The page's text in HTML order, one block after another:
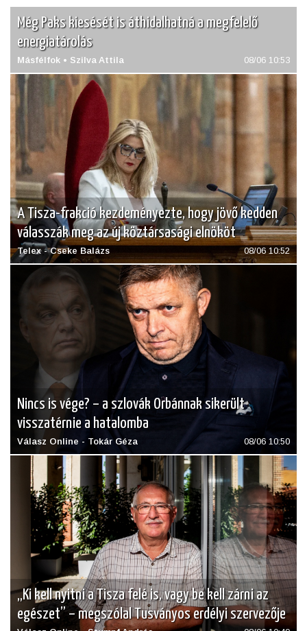
Még Paks kiesését is áthidalhatná a megfelelő
energiatárolás
Másfélfok • Szilva Attila 08/06 10:53
A Tisza-frakció kezdeményezte, hogy jövő kedden
válasszák meg az új köztársasági elnököt
Telex - Cseke Balázs 08/06 10:52
Nincs is vége? – a szlovák Orbánnak sikerült
visszatérnie a hatalomba
Válasz Online - Tokár Géza 08/06 10:50
„Ki kell nyitni a Tisza felé is, vagy be kell zárni az
egészet” – megszólal Tusványos erdélyi szervezője